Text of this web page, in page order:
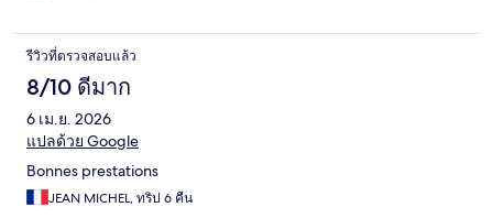
รีวิวที่ตรวจสอบแล้ว
8/10 ดีมาก
6 เม.ย. 2026
แปลด้วย Google
Bonnes prestations
JEAN MICHEL, ทริป 6 คืน